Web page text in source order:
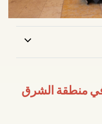
في منطقة الشرق